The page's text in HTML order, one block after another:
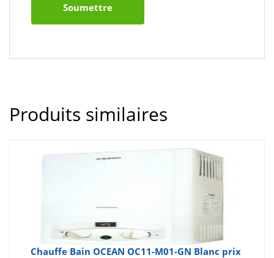
Produits similaires
Chauffe Bain OCEAN OC11-M01-GN Blanc prix